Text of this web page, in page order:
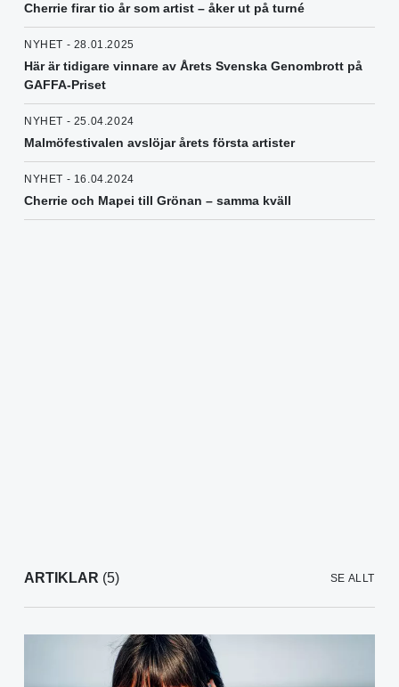
Cherrie firar tio år som artist – åker ut på turné
NYHET - 28.01.2025
Här är tidigare vinnare av Årets Svenska Genombrott på
GAFFA-Priset
NYHET - 25.04.2024
Malmöfestivalen avslöjar årets första artister
NYHET - 16.04.2024
Cherrie och Mapei till Grönan – samma kväll
ARTIKLAR (5) SE ALLT